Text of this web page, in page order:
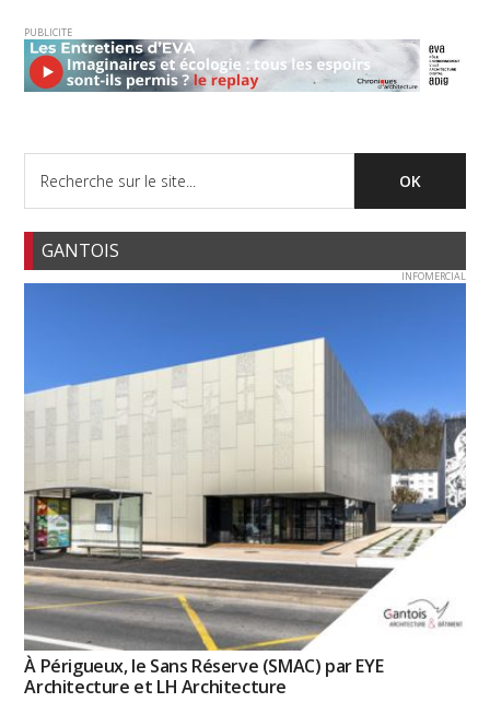
PUBLICITE
GANTOIS
INFOMERCIAL
À Périgueux, le Sans Réserve (SMAC) par EYE
Architecture et LH Architecture